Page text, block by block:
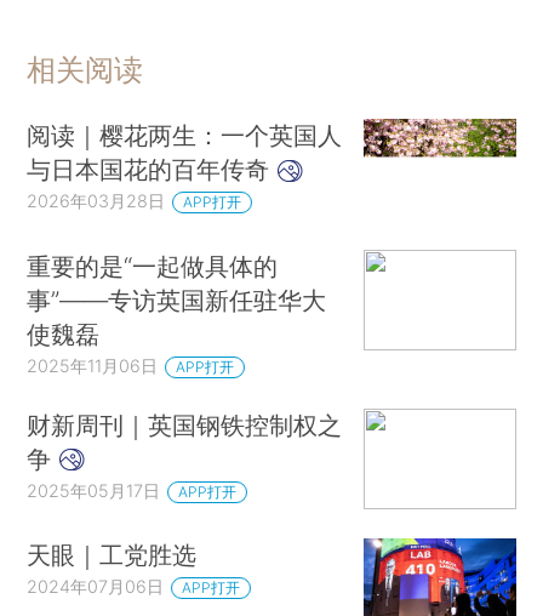
相关阅读
阅读｜樱花两生：一个英国人
与日本国花的百年传奇
2026年03月28日 APP打开
重要的是“一起做具体的
事”——专访英国新任驻华大
使魏磊
2025年11月06日 APP打开
财新周刊｜英国钢铁控制权之
争
2025年05月17日 APP打开
天眼｜工党胜选
2024年07月06日 APP打开